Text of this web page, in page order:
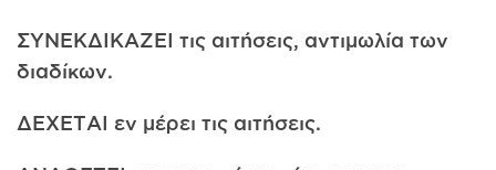
ΣΥΝΕΚΔΙΚΑΖΕΙ τις αιτήσεις, αντιμωλία των
διαδίκων.
ΔΕΧΕΤΑΙ εν μέρει τις αιτήσεις.